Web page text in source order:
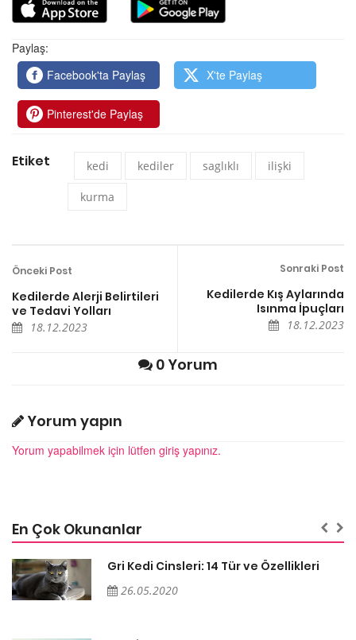
Paylaş:
Facebook'ta Paylaş
X'te Paylaş
Pinterest'de Paylaş
Etiket kedi kediler saglıklı ilişki
kurma
Önceki Post
Kedilerde Alerji Belirtileri
ve Tedavi Yolları
18.12.2023
Sonraki Post
Kedilerde Kış Aylarında
Isınma İpuçları
18.12.2023
0 Yorum
Yorum yapın
Yorum yapabilmek için lütfen giriş yapınız.
En Çok Okunanlar
Gri Kedi Cinsleri: 14 Tür ve Özellikleri
26.05.2020